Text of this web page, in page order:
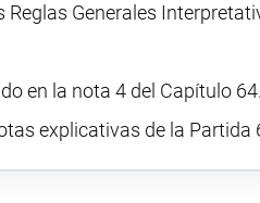
Reglas Generales
en la nota 4 del Capítulo
explicativas de la Partida